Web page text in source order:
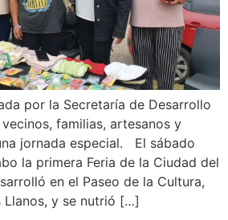
por la Secretaría de Desarrollo
familias, artesanos y
jornada especial. El sábado
la primera Feria de la Ciudad del
en el Paseo de la Cultura,
Llanos, y se nutrió […]